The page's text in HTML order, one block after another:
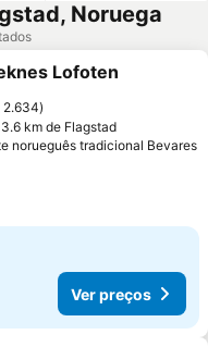
Noruega
aos favoritos
Lofoten
2.634
km de Flagstad
norueguês tradicional Bevares
Ver preços